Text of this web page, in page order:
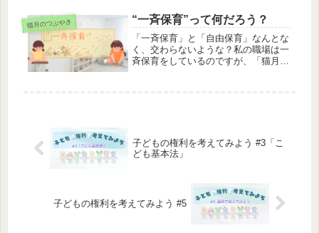
をもとにした個別援助と、子どもを軸
にした保育の展開を心掛けてきまし
た。ひとつの保育の方法として、参考
になれば幸いです。
猫月のつぶやき “一斉保育”って何だろう？
「一斉保育」と「自由保育」なんとな
く、交わらないような？私の職場は一
斉保育をしているのですが、「猫月の
子どもの権利を考えてみよう #3「こ
ども基本法」
子どもの権利を考えてみよう #5